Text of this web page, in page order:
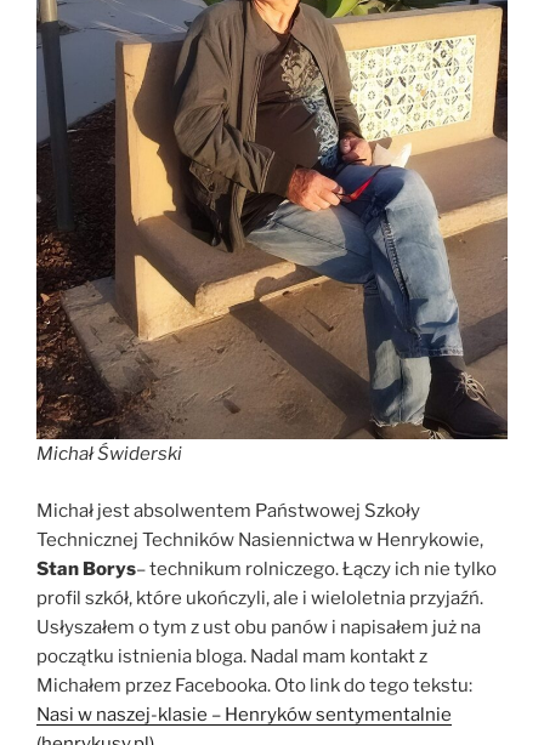
Michał Świderski
Michał jest absolwentem Państwowej Szkoły
Technicznej Techników Nasiennictwa w Henrykowie,
Stan Borys– technikum rolniczego. Łączy ich nie tylko
profil szkół, które ukończyli, ale i wieloletnia przyjaźń.
Usłyszałem o tym z ust obu panów i napisałem już na
początku istnienia bloga. Nadal mam kontakt z
Michałem przez Facebooka. Oto link do tego tekstu:
Nasi w naszej-klasie – Henryków sentymentalnie